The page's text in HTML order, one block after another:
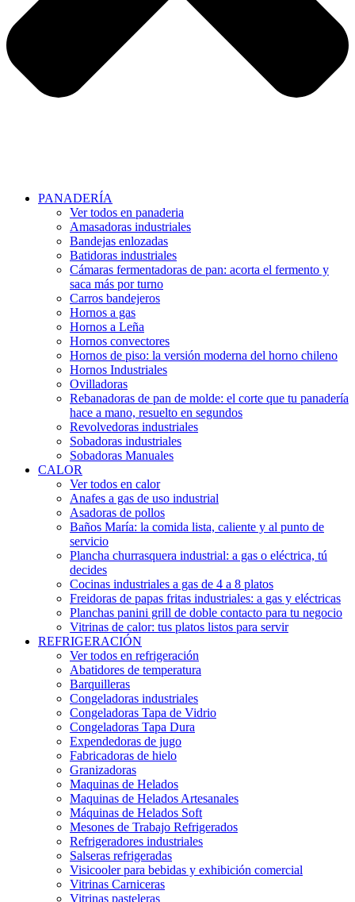
PANADERÍA
Ver todos en panaderia
Amasadoras industriales
Bandejas enlozadas
Batidoras industriales
Cámaras fermentadoras de pan: acorta el fermento y
saca más por turno
Carros bandejeros
Hornos a gas
Hornos a Leña
Hornos convectores
Hornos de piso: la versión moderna del horno chileno
Hornos Industriales
Ovilladoras
Rebanadoras de pan de molde: el corte que tu panadería
hace a mano, resuelto en segundos
Revolvedoras industriales
Sobadoras industriales
Sobadoras Manuales
CALOR
Ver todos en calor
Anafes a gas de uso industrial
Asadoras de pollos
Baños María: la comida lista, caliente y al punto de
servicio
Plancha churrasquera industrial: a gas o eléctrica, tú
decides
Cocinas industriales a gas de 4 a 8 platos
Freidoras de papas fritas industriales: a gas y eléctricas
Planchas panini grill de doble contacto para tu negocio
Vitrinas de calor: tus platos listos para servir
REFRIGERACIÓN
Ver todos en refrigeración
Abatidores de temperatura
Barquilleras
Congeladoras industriales
Congeladoras Tapa de Vidrio
Congeladoras Tapa Dura
Expendedoras de jugo
Fabricadoras de hielo
Granizadoras
Maquinas de Helados
Maquinas de Helados Artesanales
Máquinas de Helados Soft
Mesones de Trabajo Refrigerados
Refrigeradores industriales
Salseras refrigeradas
Visicooler para bebidas y exhibición comercial
Vitrinas Carniceras
Vitrinas pasteleras